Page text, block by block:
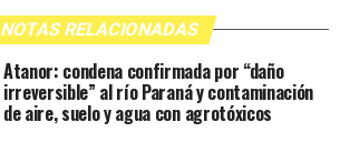
NOTAS RELACIONADAS
Atanor: condena confirmada por “daño
irreversible” al río Paraná y contaminación
de aire, suelo y agua con agrotóxicos